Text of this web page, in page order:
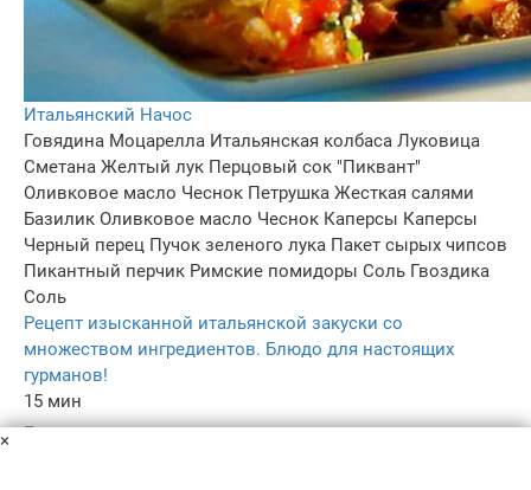
Итальянский Начос
Говядина Моцарелла Итальянская колбаса Луковица
Сметана Желтый лук Перцовый сок "Пиквант"
Оливковое масло Чеснок Петрушка Жесткая салями
Базилик Оливковое масло Чеснок Каперсы Каперсы
Черный перец Пучок зеленого лука Пакет сырых чипсов
Пикантный перчик Римские помидоры Соль Гвоздика
Соль
Рецепт изысканной итальянской закуски со
множеством ингредиентов. Блюдо для настоящих
гурманов!
15 мин
–
×